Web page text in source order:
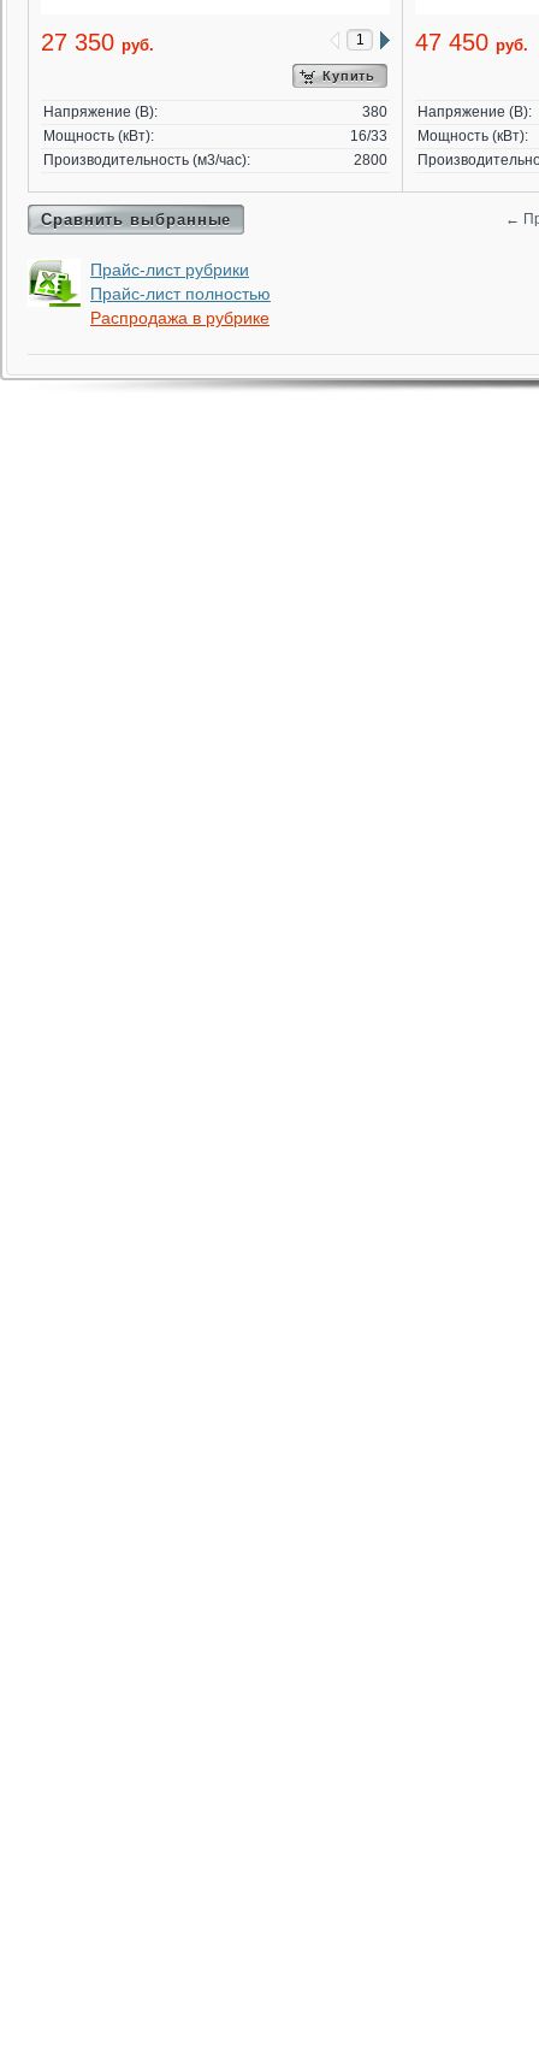
27 350 руб.
Купить
Напряжение (В):
380
Мощность (кВт):
16/33
Производительность (м3/час):
2800
47 450 руб.
Напряжение (В):
Мощность (кВт):
Сравнить выбранные ←
Прайс-лист рубрики
Прайс-лист полностью
Распродажа в рубрике